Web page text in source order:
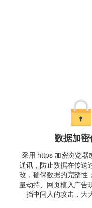
数据加密
采用 https 加密浏览器
通讯，防止数据在传送
改，确保数据的完整性
量劫持、网页植入广告
挡中间人的攻击，大